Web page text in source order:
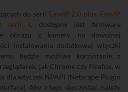
do serii EasyIP 2.0 plus, EasyIP
z serii I, dostępny jest firmware
obrazu z kamery na dowolnej
instalowania dodatkowej wtyczki
będzie możliwe korzystanie z
jak Chrome czy Firefox, w
dla wtyczek NPAPI (Netscape Plugin
Aby z tego skorzystać, należy